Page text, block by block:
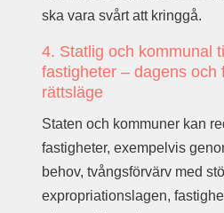
ska vara svårt att kringgå.
4. Statlig och kommunal
fastigheter – dagens och
rättsläge
Staten och kommuner kan
fastigheter, exempelvis
behov, tvångsförvärv med
expropriationslagen,